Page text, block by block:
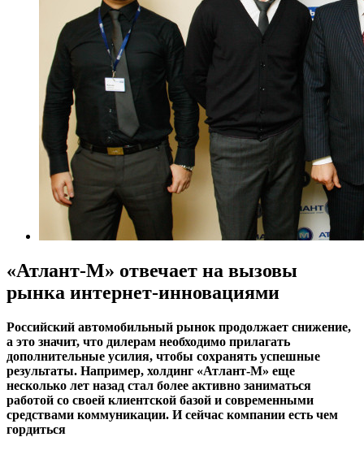
«Атлант-М» отвечает на вызовы
рынка интернет-инновациями
Российский автомобильный рынок продолжает снижение,
а это значит, что дилерам необходимо прилагать
дополнительные усилия, чтобы сохранять успешные
результаты. Например, холдинг «Атлант-М» еще
несколько лет назад стал более активно заниматься
работой со своей клиентской базой и современными
средствами коммуникации. И сейчас компании есть чем
гордиться